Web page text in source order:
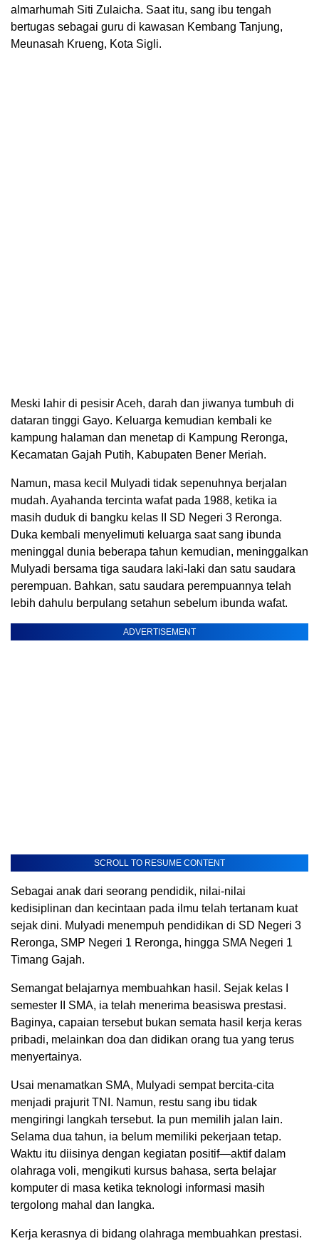
almarhumah Siti Zulaicha. Saat itu, sang ibu tengah
bertugas sebagai guru di kawasan Kembang Tanjung,
Meunasah Krueng, Kota Sigli.
Meski lahir di pesisir Aceh, darah dan jiwanya tumbuh di
dataran tinggi Gayo. Keluarga kemudian kembali ke
kampung halaman dan menetap di Kampung Reronga,
Kecamatan Gajah Putih, Kabupaten Bener Meriah.
Namun, masa kecil Mulyadi tidak sepenuhnya berjalan
mudah. Ayahanda tercinta wafat pada 1988, ketika ia
masih duduk di bangku kelas II SD Negeri 3 Reronga.
Duka kembali menyelimuti keluarga saat sang ibunda
meninggal dunia beberapa tahun kemudian, meninggalkan
Mulyadi bersama tiga saudara laki-laki dan satu saudara
perempuan. Bahkan, satu saudara perempuannya telah
lebih dahulu berpulang setahun sebelum ibunda wafat.
ADVERTISEMENT
SCROLL TO RESUME CONTENT
Sebagai anak dari seorang pendidik, nilai-nilai
kedisiplinan dan kecintaan pada ilmu telah tertanam kuat
sejak dini. Mulyadi menempuh pendidikan di SD Negeri 3
Reronga, SMP Negeri 1 Reronga, hingga SMA Negeri 1
Timang Gajah.
Semangat belajarnya membuahkan hasil. Sejak kelas I
semester II SMA, ia telah menerima beasiswa prestasi.
Baginya, capaian tersebut bukan semata hasil kerja keras
pribadi, melainkan doa dan didikan orang tua yang terus
menyertainya.
Usai menamatkan SMA, Mulyadi sempat bercita-cita
menjadi prajurit TNI. Namun, restu sang ibu tidak
mengiringi langkah tersebut. Ia pun memilih jalan lain.
Selama dua tahun, ia belum memiliki pekerjaan tetap.
Waktu itu diisinya dengan kegiatan positif—aktif dalam
olahraga voli, mengikuti kursus bahasa, serta belajar
komputer di masa ketika teknologi informasi masih
tergolong mahal dan langka.
Kerja kerasnya di bidang olahraga membuahkan prestasi.